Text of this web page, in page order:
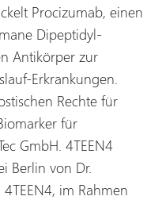
Procizumab, einen
Dipeptidyl-
Antikörper zur
Erkrankungen.
Rechte für
für
GmbH. 4TEEN4
Berlin von Dr.
im Rahmen